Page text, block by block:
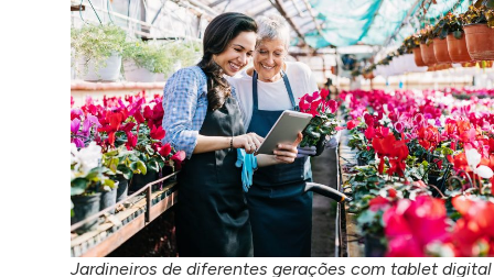
Jardineiros de diferentes gerações com tablet digital